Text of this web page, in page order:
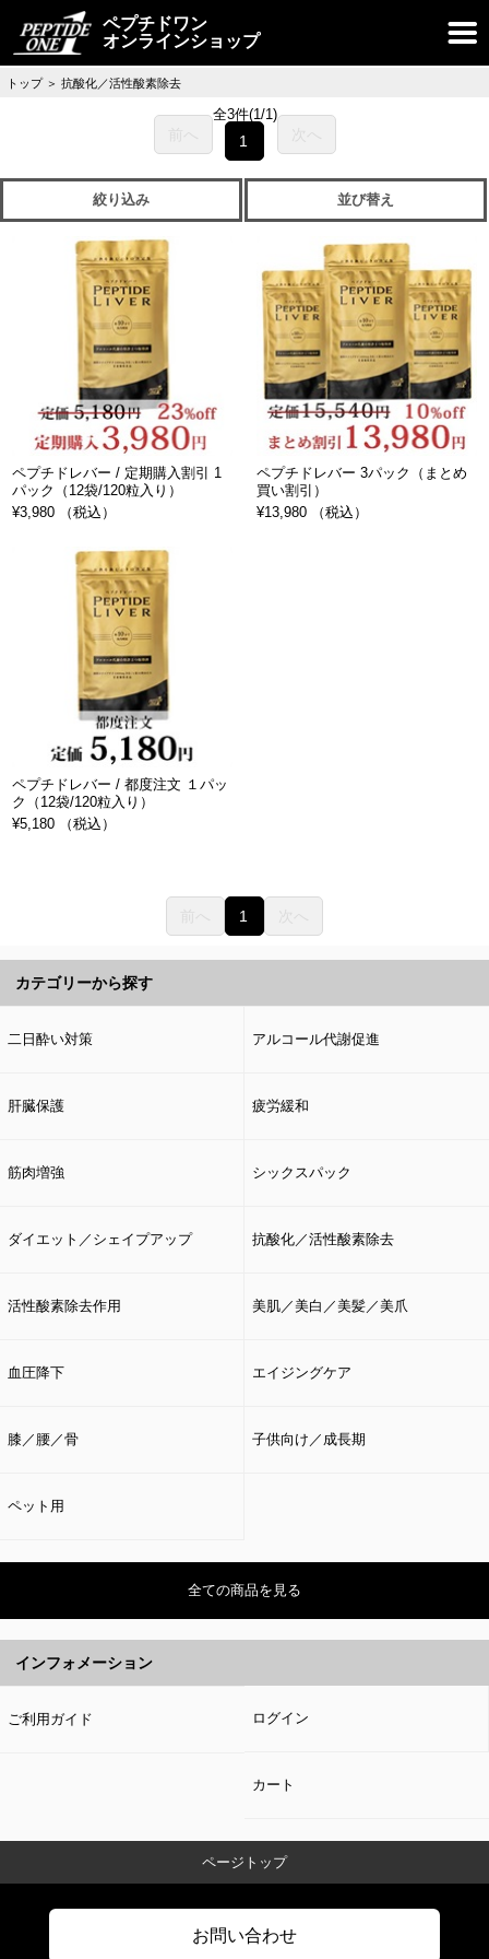
ペプチドワン
オンラインショップ
トップ ＞ 抗酸化／活性酸素除去
全3件(1/1)
1
絞り込み 並び替え
ペプチドレバー / 定期購入割引 1
パック（12袋/120粒入り）
¥3,980 （税込）
ペプチドレバー 3パック（まとめ
買い割引）
¥13,980 （税込）
ペプチドレバー / 都度注文 １パッ
ク（12袋/120粒入り）
¥5,180 （税込）
1
カテゴリーから探す
二日酔い対策 アルコール代謝促進
肝臓保護 疲労緩和
筋肉増強 シックスパック
ダイエット／シェイプアップ 抗酸化／活性酸素除去
活性酸素除去作用 美肌／美白／美髪／美爪
血圧降下 エイジングケア
膝／腰／骨 子供向け／成長期
ペット用
全ての商品を見る
インフォメーション
ご利用ガイド ログイン
カート
ページトップ
お問い合わせ